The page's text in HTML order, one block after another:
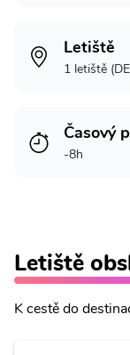
Letiště
1 letiště
Časový
-8h
Letiště
K cestě do